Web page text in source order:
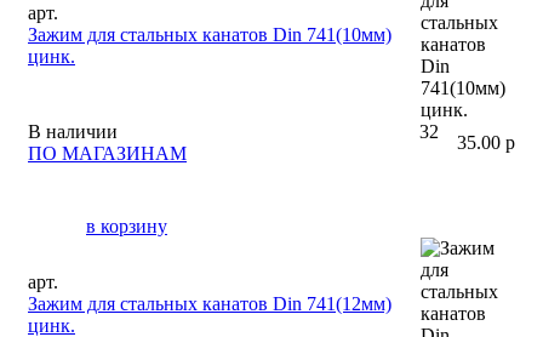
арт.
Зажим для стальных канатов Din 741(10мм)
цинк.
В наличии
32
ПО МАГАЗИНАМ
35.00 р
в корзину
арт.
Зажим для стальных канатов Din 741(12мм)
цинк.